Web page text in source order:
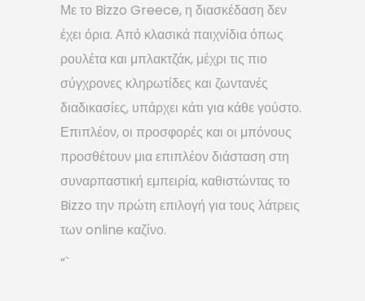
Με το Bizzo Greece, η διασκέδαση δεν
έχει όρια. Από κλασικά παιχνίδια όπως
ρουλέτα και μπλακτζάκ, μέχρι τις πιο
σύγχρονες κληρωτίδες και ζωντανές
διαδικασίες, υπάρχει κάτι για κάθε γούστο.
Επιπλέον, οι προσφορές και οι μπόνους
προσθέτουν μια επιπλέον διάσταση στη
συναρπαστική εμπειρία, καθιστώντας το
Bizzo την πρώτη επιλογή για τους λάτρεις
των online καζίνο.
“`